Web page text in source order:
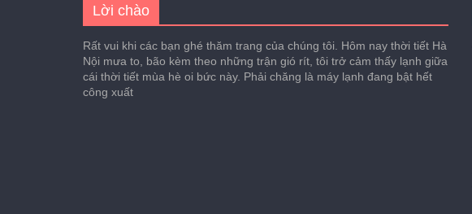
Lời chào
Rất vui khi các bạn ghé thăm trang của chúng tôi. Hôm nay thời tiết Hà
Nội mưa to, bão kèm theo những trận gió rít, tôi trở cảm thấy lạnh giữa
cái thời tiết mùa hè oi bức này. Phải chăng là máy lạnh đang bật hết
công xuất